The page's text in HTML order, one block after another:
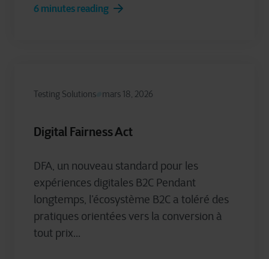
6 minutes reading
Testing Solutions mars 18, 2026
Digital Fairness Act
DFA, un nouveau standard pour les
expériences digitales B2C Pendant
longtemps, l’écosystème B2C a toléré des
pratiques orientées vers la conversion à
tout prix...